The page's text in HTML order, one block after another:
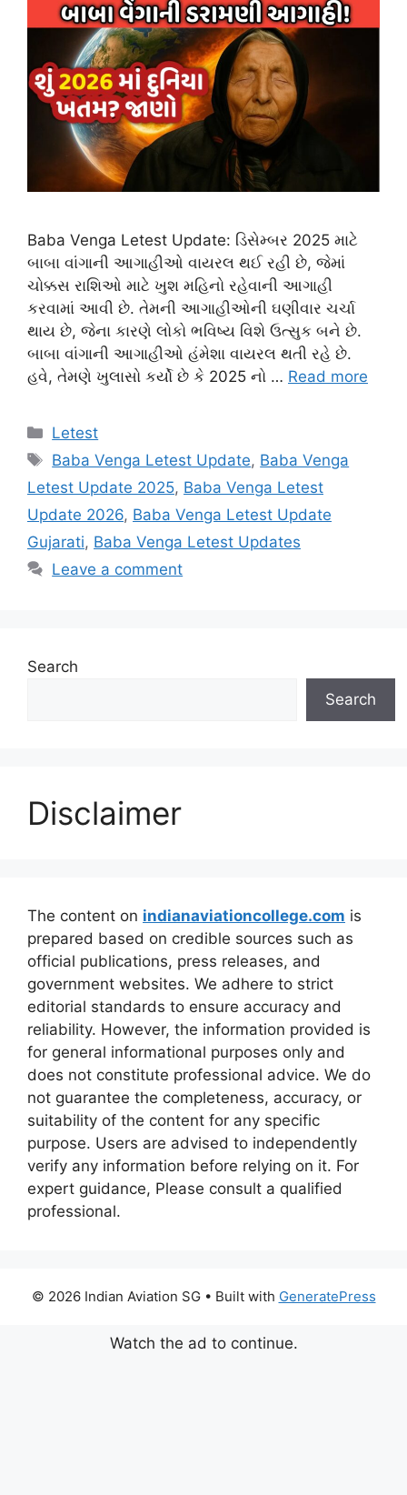
Baba Venga Letest Update: ડિસેમ્બર 2025 માટે
બાબા વાંગાની આગાહીઓ વાયરલ થઈ રહી છે, જેમાં
ચોક્કસ રાશિઓ માટે ખુશ મહિનો રહેવાની આગાહી
કરવામાં આવી છે. તેમની આગાહીઓની ઘણીવાર ચર્ચા
થાય છે, જેના કારણે લોકો ભવિષ્ય વિશે ઉત્સુક બને છે.
બાબા વાંગાની આગાહીઓ હંમેશા વાયરલ થતી રહે છે.
હવે, તેમણે ખુલાસો કર્યો છે કે 2025 નો … Read more
Categories
Letest
Tags
Baba Venga Letest Update, Baba Venga
Letest Update 2025, Baba Venga Letest
Update 2026, Baba Venga Letest Update
Gujarati, Baba Venga Letest Updates
Leave a comment
Search
Search
Disclaimer
The content on indianaviationcollege.com is
prepared based on credible sources such as
official publications, press releases, and
government websites. We adhere to strict
editorial standards to ensure accuracy and
reliability. However, the information provided is
for general informational purposes only and
does not constitute professional advice. We do
not guarantee the completeness, accuracy, or
suitability of the content for any specific
purpose. Users are advised to independently
verify any information before relying on it. For
expert guidance, Please consult a qualified
professional.
© 2026 Indian Aviation SG• Built with GeneratePress
Watch the ad to continue.